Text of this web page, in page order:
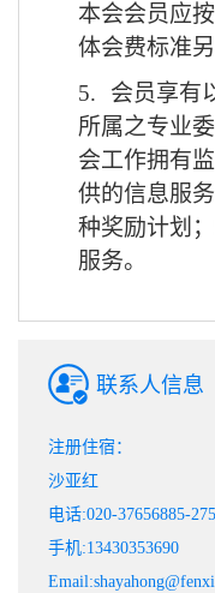
本会会员应
体会费标准另
5.
会员享有
所属之专业
会工作拥有
供的信息服
种奖励计划
服务。
联系人信息
注册住宿：
沙亚红
电话:020-37656885-275
手机:13430353690